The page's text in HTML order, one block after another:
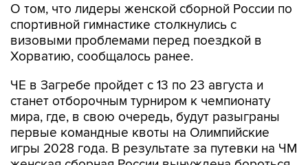
О том, что лидеры женской сборной России по
спортивной гимнастике столкнулись с
визовыми проблемами перед поездкой в
Хорватию, сообщалось ранее.
ЧЕ в Загребе пройдет с 13 по 23 августа и
станет отборочным турниром к чемпионату
мира, где, в свою очередь, будут разыграны
первые командные квоты на Олимпийские
игры 2028 года. В результате за путевки на ЧМ